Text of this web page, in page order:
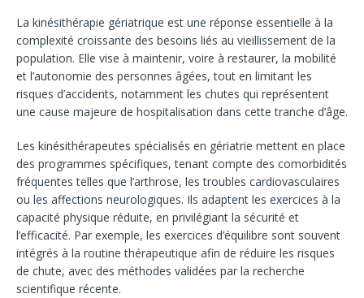
La kinésithérapie gériatrique est une réponse essentielle à la
complexité croissante des besoins liés au vieillissement de la
population. Elle vise à maintenir, voire à restaurer, la mobilité
et l’autonomie des personnes âgées, tout en limitant les
risques d’accidents, notamment les chutes qui représentent
une cause majeure de hospitalisation dans cette tranche d’âge.
Les kinésithérapeutes spécialisés en gériatrie mettent en place
des programmes spécifiques, tenant compte des comorbidités
fréquentes telles que l’arthrose, les troubles cardiovasculaires
ou les affections neurologiques. Ils adaptent les exercices à la
capacité physique réduite, en privilégiant la sécurité et
l’efficacité. Par exemple, les exercices d’équilibre sont souvent
intégrés à la routine thérapeutique afin de réduire les risques
de chute, avec des méthodes validées par la recherche
scientifique récente.